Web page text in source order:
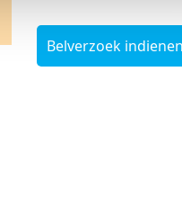
Belverzoek indienen